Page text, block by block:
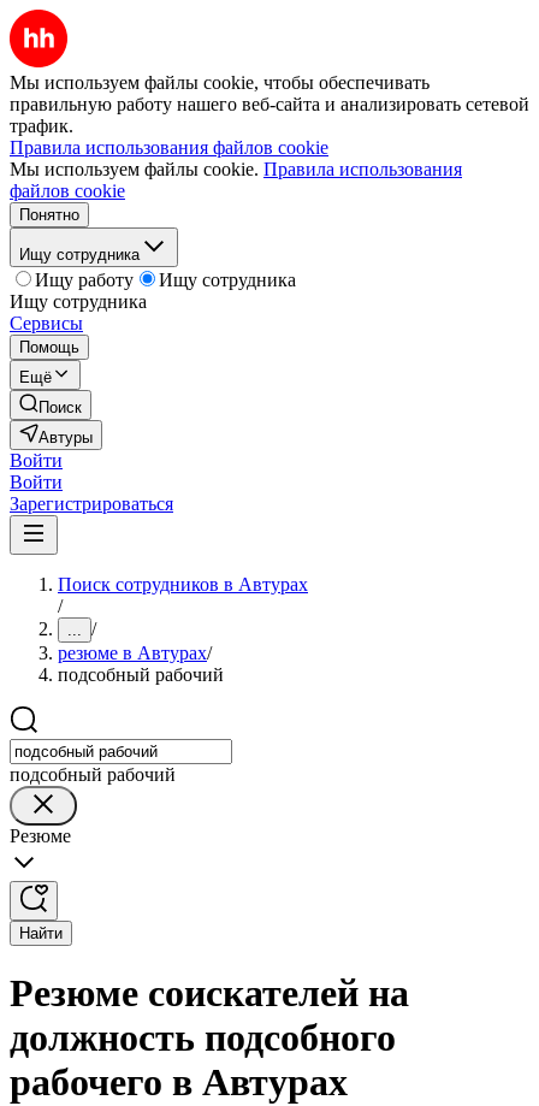
Мы используем файлы cookie, чтобы обеспечивать
правильную работу нашего веб-сайта и анализировать сетевой
трафик.
Правила использования файлов cookie
Мы используем файлы cookie. Правила использования
файлов cookie
Понятно
Ищу сотрудника
Ищу работу
Ищу сотрудника
Ищу сотрудника
Сервисы
Помощь
Ещё
Поиск
Автуры
Войти
Войти
Зарегистрироваться
Поиск сотрудников в Автурах
/
... /
резюме в Автурах/
подсобный рабочий
подсобный рабочий
Резюме
Найти
Резюме соискателей на
должность подсобного
рабочего в Автурах